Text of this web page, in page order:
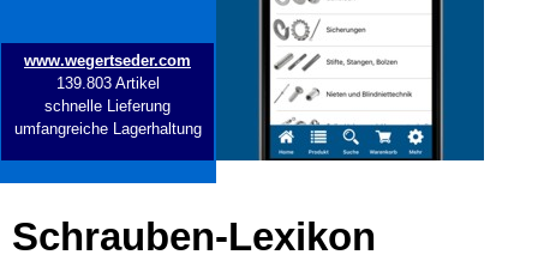
www.wegertseder.com
139.803 Artikel
schnelle Lieferung
umfangreiche Lagerhaltung
Schrauben-Lexikon